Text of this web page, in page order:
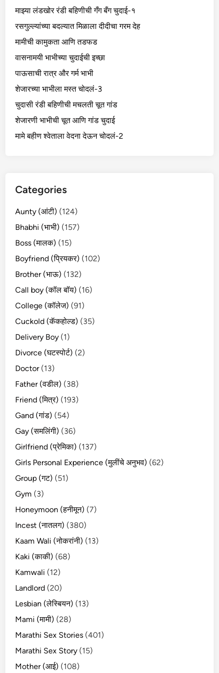
माझ्या लंडखोर रंडी बहिणीची गँग बँग चुदाई-१
रसगुल्ल्यांच्या बदल्यात मिळाला दीदीचा गरम देह
मामीची कामुकता आणि तडफड
वासनामयी भाभीच्या चुदाईची इच्छा
पाऊसाची रात्र और गर्म भाभी
शेजारच्या भाभीला मस्त चोदलं-3
चुदासी रंडी बहिणीची मचलती चूत गांड
शेजारणी भाभीची चूत आणि गांड चुदाई
मामे बहीण श्वेताला वेदना देऊन चोदलं-2
Categories
Aunty (आंटी) (124)
Bhabhi (भाभी) (157)
Boss (मालक) (15)
Boyfriend (प्रियकर) (102)
Brother (भाऊ) (132)
Call boy (कॉल बॉय) (16)
College (कॉलेज) (91)
Cuckold (कॅकहोल्ड) (35)
Delivery Boy (1)
Divorce (घटस्पोर्ट) (2)
Doctor(13)
Father (वडील) (38)
Friend (मित्र) (193)
Gand (गांड) (54)
Gay (समलिंगी) (36)
Girlfriend (प्रेमिका) (137)
Girls Personal Experience (मुलींचे अनुभव) (62)
Group (गट) (51)
Gym (3)
Honeymoon (हनीमून) (7)
Incest (नातलग) (380)
Kaam Wali (नोकरांनी) (13)
Kaki (काकी) (68)
Kamwali (12)
Landlord (20)
Lesbian (लेस्बियन) (13)
Mami (मामी) (28)
Marathi Sex Stories (401)
Marathi Sex Story (15)
Mother (आई) (108)